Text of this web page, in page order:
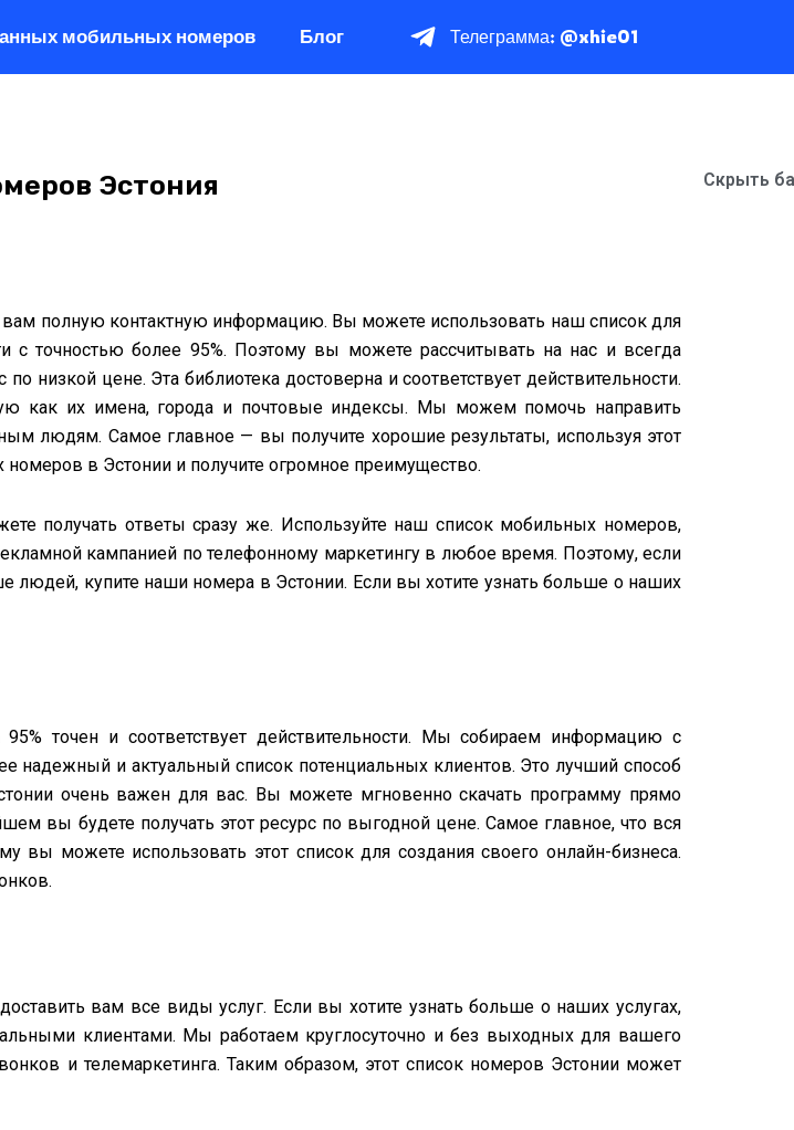
мобильных номеров Блог Телеграмма: @xhie01
Эстония Скрыть
полную контактную информацию. Вы можете использовать наш список для
с точностью более 95%. Поэтому вы можете рассчитывать на нас и всегда
низкой цене. Эта библиотека достоверна и соответствует действительности.
​​как их имена, города и почтовые индексы. Мы можем помочь направить
людям. Самое главное — вы получите хорошие результаты, используя этот
в Эстонии и получите огромное преимущество.
получать ответы сразу же. Используйте наш список мобильных номеров,
кампанией по телефонному маркетингу в любое время. Поэтому, если
людей, купите наши номера в Эстонии. Если вы хотите узнать больше о наших
точен и соответствует действительности. Мы собираем информацию с
и актуальный список потенциальных клиентов. Это лучший способ
очень важен для вас. Вы можете мгновенно скачать программу прямо
вы будете получать этот ресурс по выгодной цене. Самое главное, что вся
вы можете использовать этот список для создания своего онлайн-бизнеса.
вам все виды услуг. Если вы хотите узнать больше о наших услугах,
клиентами. Мы работаем круглосуточно и без выходных для вашего
и телемаркетинга. Таким образом, этот список номеров Эстонии может